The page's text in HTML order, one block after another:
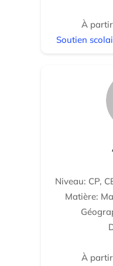
À
Soutien
Niveau: CP,
Matière:
À